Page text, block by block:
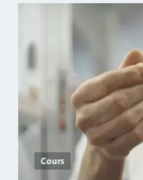
Cours